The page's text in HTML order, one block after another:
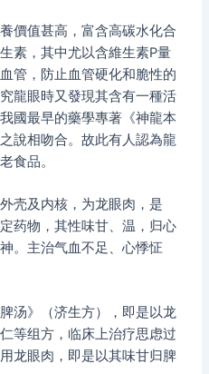
價值甚高，富含高碳水化合
素，其中尤以含維生素P量
管，防止血管硬化和脆性的
龍眼時又發現其含有一種活
國最早的藥學專著《神龍本
說相吻合。故此有人認為龍
食品。
壳及内核，为龙眼肉，是
药物，其性味甘、温，归心
。主治气血不足、心悸怔
汤》（济生方），即是以龙
等组方，临床上治疗思虑过
龙眼肉，即是以其味甘归脾